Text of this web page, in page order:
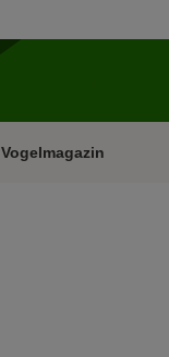
Vogelmagazin